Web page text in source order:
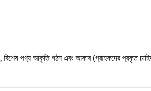
আকৃতি গঠন এবং আকার (গ্রাহকদের প্রকৃত চাহিদা